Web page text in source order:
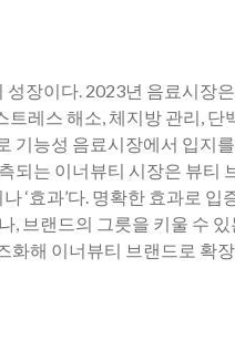
장이다. 2023년 음료시장
레스 해소, 체지방 관리,
능성 음료시장에서 입지
는 이너뷰티 시장은 뷰티
‘효과’다. 명확한 효과로
브랜드의 그릇을 키울 수
해 이너뷰티 브랜드로 확